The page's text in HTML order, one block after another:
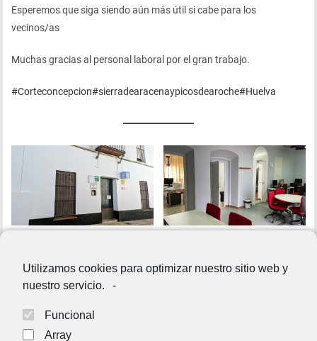
Esperemos que siga siendo aún más útil si cabe para los
vecinos/as
Muchas gracias al personal laboral por el gran trabajo.
#Corteconcepcion#sierradearacenaypicosdearoche#Huelva
Utilizamos cookies para optimizar nuestro sitio web y
nuestro servicio.
-
Funcional
Array